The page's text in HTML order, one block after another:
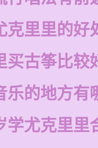
克里里的好
买古筝比较
乐的地方有
学尤克里里